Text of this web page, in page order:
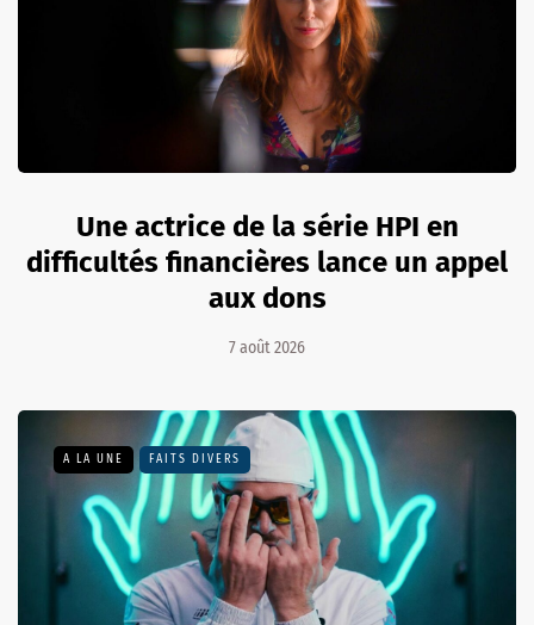
Une actrice de la série HPI en
difficultés financières lance un appel
aux dons
7 août 2026
A LA UNE FAITS DIVERS